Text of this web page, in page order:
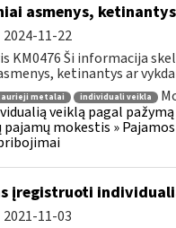
asmenys,
2024-11-22
KM0476 Ši informacija
ketinantys ar
metalai individuali veikla
veiklą pagal
mokestis »
įregistruoti
2021-11-03